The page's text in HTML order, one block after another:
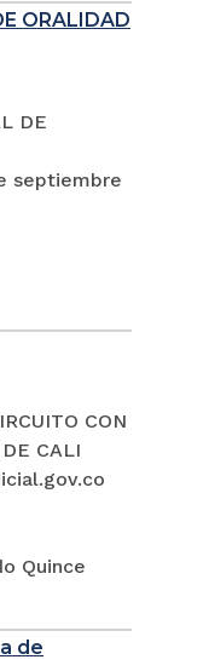
ORALIDAD
DE
septiembre
CON
CALI
Quince
de